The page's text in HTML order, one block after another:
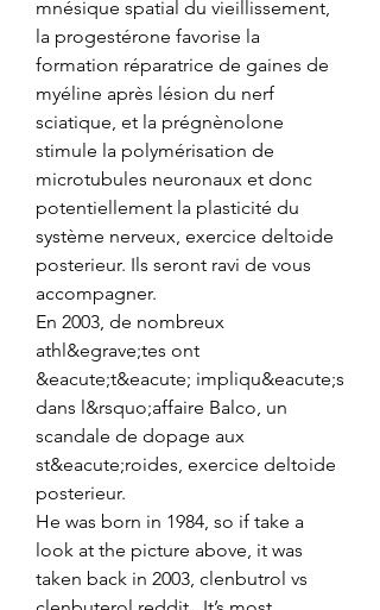
mnésique spatial du vieillissement,
la progestérone favorise la
formation réparatrice de gaines de
myéline après lésion du nerf
sciatique, et la prégnènolone
stimule la polymérisation de
microtubules neuronaux et donc
potentiellement la plasticité du
système nerveux, exercice deltoide
posterieur. Ils seront ravi de vous
accompagner.
En 2003, de nombreux
athl&egrave;tes ont
&eacute;t&eacute; impliqu&eacute;s
dans l&rsquo;affaire Balco, un
scandale de dopage aux
st&eacute;roides, exercice deltoide
posterieur.
He was born in 1984, so if take a
look at the picture above, it was
taken back in 2003, clenbutrol vs